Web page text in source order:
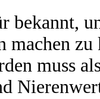
machen
muss